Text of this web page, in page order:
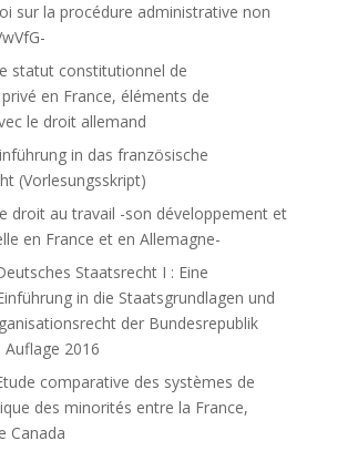
sur la procédure administrative non
statut constitutionnel de
en France, éléments de
le droit allemand
in das französische
(Vorlesungsskript)
droit au travail -son développement et
en France et en Allemagne-
Staatsrecht I : Eine
in die Staatsgrundlagen und
der Bundesrepublik
Auflage 2016
comparative des systèmes de
des minorités entre la France,
Canada